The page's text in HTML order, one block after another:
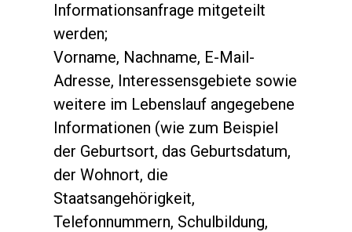
Informationsanfrage mitgeteilt
werden;
Vorname, Nachname, E-Mail-
Adresse, Interessensgebiete sowie
weitere im Lebenslauf angegebene
Informationen (wie zum Beispiel
der Geburtsort, das Geburtsdatum,
der Wohnort, die
Staatsangehörigkeit,
Telefonnummern, Schulbildung,